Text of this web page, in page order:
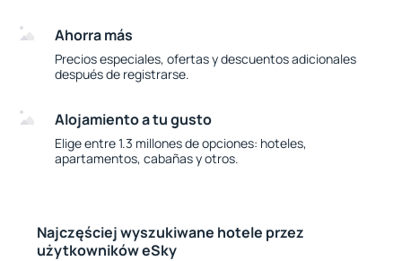
Ahorra más
Precios especiales, ofertas y descuentos adicionales
después de registrarse.
Alojamiento a tu gusto
Elige entre 1.3 millones de opciones: hoteles,
apartamentos, cabañas y otros.
Najczęściej wyszukiwane hotele przez
użytkowników eSky